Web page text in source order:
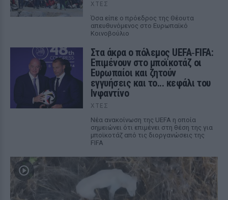
ΧΤΕΣ
Όσα είπε ο πρόεδρος της Θέουτα
απευθυνόμενος στο Ευρωπαϊκό
Κοινοβούλιο
Στα άκρα ο πόλεμος UEFA‑FIFA:
Επιμένουν στο μποϊκοτάζ οι
Ευρωπαίοι και ζητούν
εγγυήσεις και το... κεφάλι του
Ινφαντίνο
ΧΤΕΣ
Νέα ανακοίνωση της UEFA η οποία
σημειώνει ότι επιμένει στη θέση της για
μποϊκοτάζ από τις διοργανώσεις της
FIFA